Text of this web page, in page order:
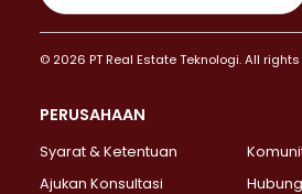
© 2026 PT Real Estate Teknologi. All
PERUSAHAAN
Syarat & Ketentuan
Ajukan Konsultasi